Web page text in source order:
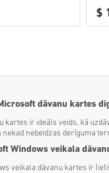
$
dāvanu kartes
kartes ir ideāls veids, kā
nekad nebeidzas derīguma
Windows veikala
veikala dāvanu kartes ir